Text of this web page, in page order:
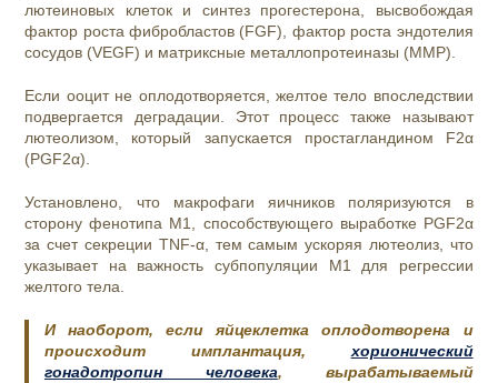
лютеиновых клеток и синтез прогестерона, высвобождая
фактор роста фибробластов (FGF), фактор роста эндотелия
сосудов (VEGF) и матриксные металлопротеиназы (MMP).
Если ооцит не оплодотворяется, желтое тело впоследствии
подвергается деградации. Этот процесс также называют
лютеолизом, который запускается простагландином F2α
(PGF2α).
Установлено, что макрофаги яичников поляризуются в
сторону фенотипа M1, способствующего выработке PGF2α
за счет секреции TNF-α, тем самым ускоряя лютеолиз, что
указывает на важность субпопуляции M1 для регрессии
желтого тела.
И наоборот, если яйцеклетка оплодотворена и
происходит имплантация,хорионический
гонадотропин человека, вырабатываемый